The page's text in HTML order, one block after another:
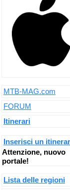
MTB-MAG.com
FORUM
Itinerari
Inserisci un
Attenzione, nuovo
portale!
Lista delle regioni